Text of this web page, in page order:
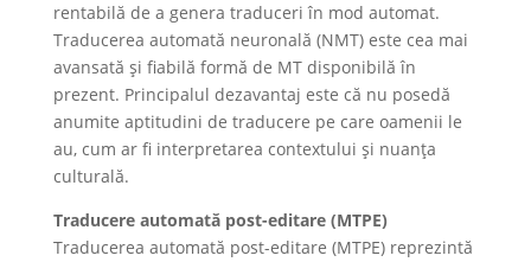
rentabilă de a genera traduceri în mod automat.
Traducerea automată neuronală (NMT) este cea mai
avansată și fiabilă formă de MT disponibilă în
prezent. Principalul dezavantaj este că nu posedă
anumite aptitudini de traducere pe care oamenii le
au, cum ar fi interpretarea contextului și nuanța
culturală.
Traducere automată post-editare (MTPE)
Traducerea automată post-editare (MTPE) reprezintă